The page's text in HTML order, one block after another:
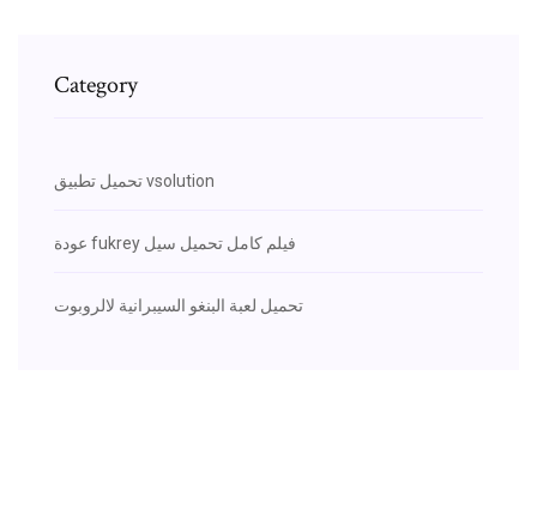
Category
تحميل تطبيق vsolution
عودة fukrey فيلم كامل تحميل سيل
تحميل لعبة البنغو السيبرانية لالروبوت